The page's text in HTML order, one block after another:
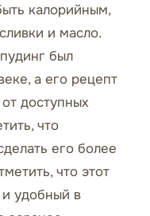
калорийным,
и масло.
был
а его рецепт
доступных
что
его более
что этот
и удобный в